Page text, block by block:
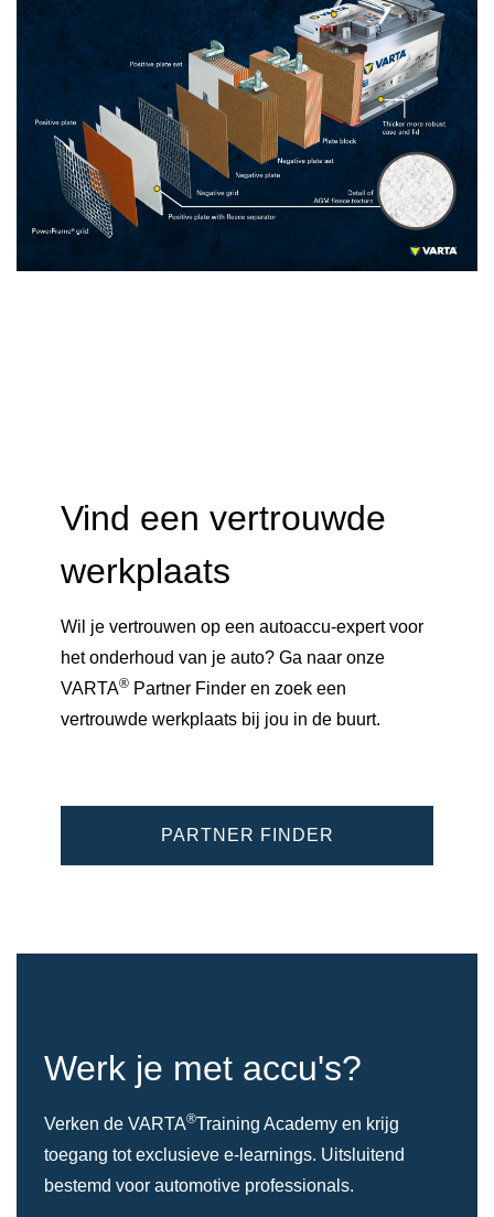
Vind een vertrouwde
werkplaats
Wil je vertrouwen op een autoaccu-expert voor
het onderhoud van je auto? Ga naar onze
VARTA® Partner Finder en zoek een
vertrouwde werkplaats bij jou in de buurt.
PARTNER FINDER
Werk je met accu's?
Verken de VARTA®Training Academy en krijg
toegang tot exclusieve e-learnings. Uitsluitend
bestemd voor automotive professionals.